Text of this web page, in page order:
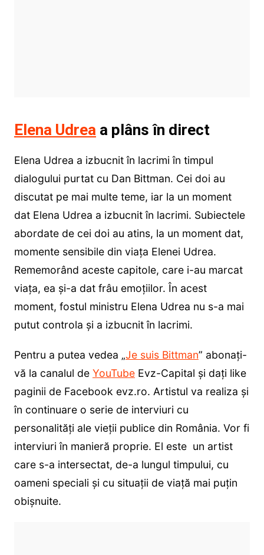
Elena Udrea a plâns în direct
Elena Udrea a izbucnit în lacrimi în timpul
dialogului purtat cu Dan Bittman. Cei doi au
discutat pe mai multe teme, iar la un moment
dat Elena Udrea a izbucnit în lacrimi. Subiectele
abordate de cei doi au atins, la un moment dat,
momente sensibile din viața Elenei Udrea.
Rememorând aceste capitole, care i-au marcat
viața, ea și-a dat frâu emoțiilor. În acest
moment, fostul ministru Elena Udrea nu s-a mai
putut controla și a izbucnit în lacrimi.
Pentru a putea vedea „Je suis Bittman” abonaţi-
vă la canalul de YouTubeEvz-Capital şi daţi like
paginii de Facebook evz.ro. Artistul va realiza și
în continuare o serie de interviuri cu
personalităţi ale vieţii publice din România. Vor fi
interviuri în manieră proprie. El este un artist
care s-a intersectat, de-a lungul timpului, cu
oameni speciali şi cu situaţii de viaţă mai puţin
obişnuite.